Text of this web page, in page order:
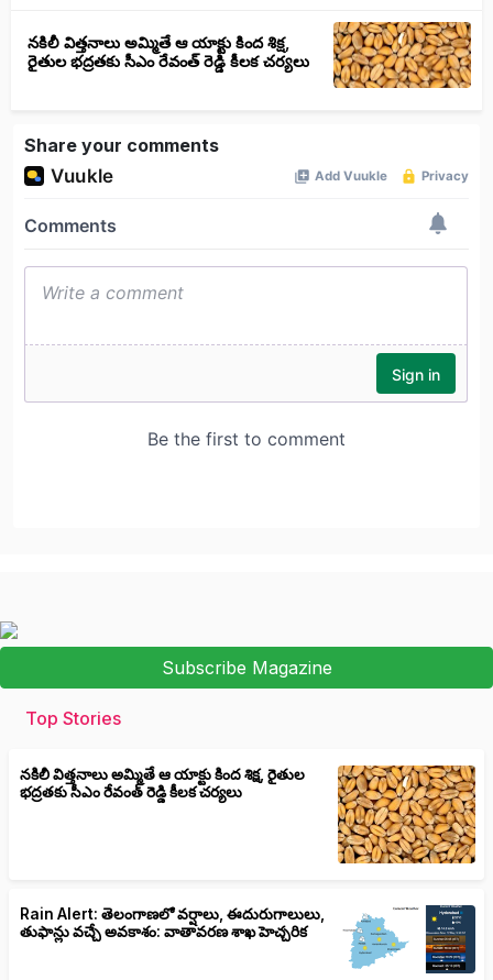
నకిలీ విత్తనాలు అమ్మితే ఆ యాక్టు కింద శిక్ష,
రైతుల భద్రతకు సీఎం రేవంత్ రెడ్డి కీలక చర్యలు
Share your comments
Subscribe Magazine
Top Stories
నకిలీ విత్తనాలు అమ్మితే ఆ యాక్టు కింద శిక్ష, రైతుల
భద్రతకు సీఎం రేవంత్ రెడ్డి కీలక చర్యలు
Rain Alert: తెలంగాణలో వర్షాలు, ఈదురుగాలులు,
తుఫాన్లు వచ్చే అవకాశం: వాతావరణ శాఖ హెచ్చరిక